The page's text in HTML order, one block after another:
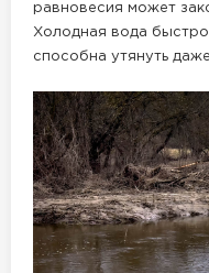
равновесия может
Холодная вода
способна утянуть